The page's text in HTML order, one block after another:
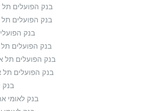
בנק הפועלים
בנק הפועלים
בנק
בנק הפועלים
בנק הפועלים תל
בנק הפועלים
בנק
בנק לאומי